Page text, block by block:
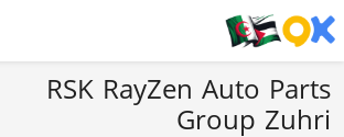
RSK RayZen Auto Parts
Group Zuhri